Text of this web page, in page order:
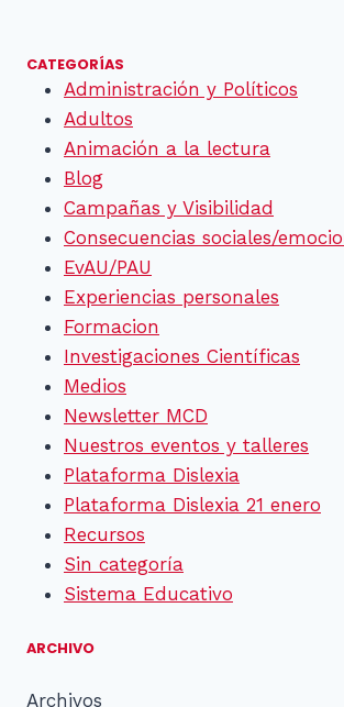
página
CATEGORÍAS
Administración y Políticos
Adultos
Animación a la lectura
Blog
Campañas y Visibilidad
Consecuencias sociales/
EvAU/PAU
Experiencias personales
Formacion
Investigaciones Científicas
Medios
Newsletter MCD
Nuestros eventos y talleres
Plataforma Dislexia
Plataforma Dislexia 21 enero
Recursos
Sin categoría
Sistema Educativo
ARCHIVO
Archivos